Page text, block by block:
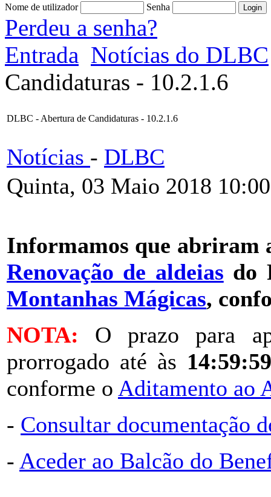
Nome de utilizador Senha
Perdeu a senha?
Entrada Notícias do DLBC
Candidaturas - 10.2.1.6
DLBC - Abertura de Candidaturas - 10.2.1.6
Notícias - DLBC
Quinta, 03 Maio 2018 10:00
Informamos que abriram
Renovação de aldeias do
Montanhas Mágicas,
NOTA: O prazo para
prorrogado até às
conforme o Aditamento ao
- Consultar documentação
- Aceder ao Balcão do